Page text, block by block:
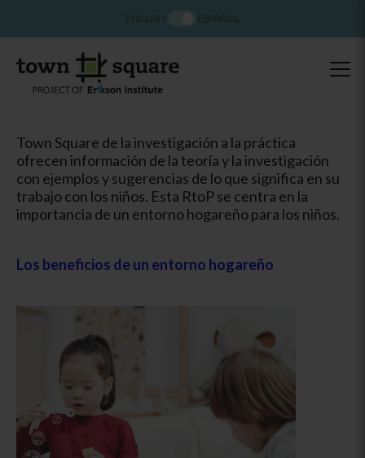
Town Square de la investigación a la práctica
ofrecen información de la teoría y la investigación
con ejemplos y sugerencias de lo que significa en su
trabajo con los niños. Esta RtoP se centra en la
importancia de un entorno hogareño para los niños.
Los beneficios de un entorno hogareño